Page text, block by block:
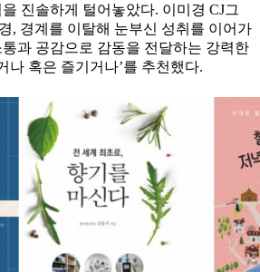
진솔하게 털어놓았다. 이미경 CJ그
, 경계를 이탈해 눈부신 성취를 이어가
과 공감으로 감동을 전달하는 강력한
나 혹은 즐기거나’를 추천했다.